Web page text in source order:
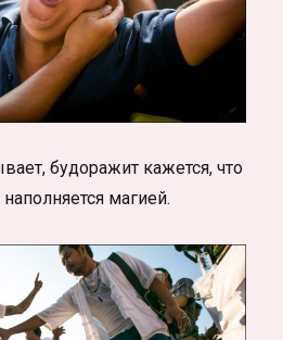
будоражит кажется, что
магией.